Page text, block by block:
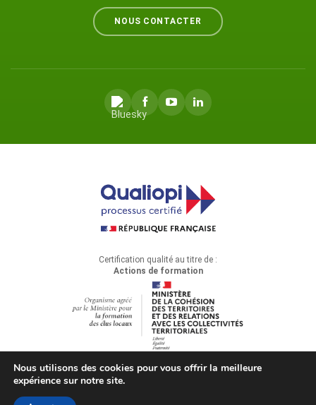
NOUS CONTACTER
Certification qualité au titre de :
Actions de formation
© 2026 Cédis Formation — Tous droits réservés
Nous utilisons des cookies pour vous offrir la meilleure
expérience sur notre site.